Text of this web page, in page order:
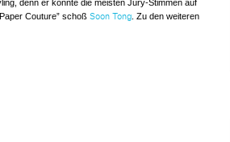
denn er konnte die meisten Jury-Stimmen auf
Couture” schoß Soon Tong. Zu den weiteren